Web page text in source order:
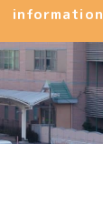
information